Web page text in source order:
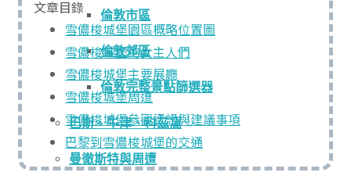
倫敦市區
倫敦郊區
倫敦完整景點篩選器
巴斯、牛津、科茲窩
曼徹斯特與周遭
文章目錄
雪儂梭城堡園區概略位置圖
雪儂梭城堡的女主人們
雪儂梭城堡主要展廳
雪儂梭城堡周遭
雪儂梭城堡參觀資訊與建議事項
巴黎到雪儂梭城堡的交通